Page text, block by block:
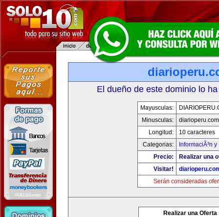
El dueño de este dominio lo
Mayusculas:
Minusculas:
diarioperu.com
Longitud:
10 caracteres
Categorias:
InformaciÃ³n
Precio:
Realizar una
Visitar!
Serán consideradas
Realizar una Oferta